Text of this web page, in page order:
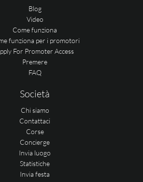
Blog
Video
Come funziona
funziona per i promotori
For Promoter Access
Premere
FAQ
Società
Chi siamo
Contattaci
Corse
Concierge
Invia luogo
Statistiche
Invia festa